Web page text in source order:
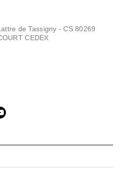
de Tassigny - CS 80269
CEDEX